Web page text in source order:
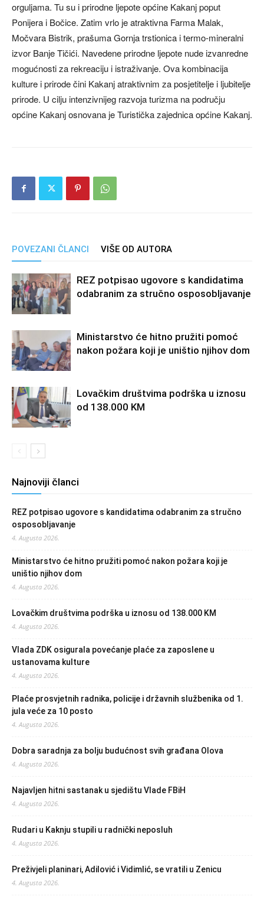
orguljama. Tu su i prirodne ljepote općine Kakanj poput
Ponijera i Bočice. Zatim vrlo je atraktivna Farma Malak,
Močvara Bistrik, prašuma Gornja trstionica i termo-mineralni
izvor Banje Tičići. Navedene prirodne ljepote nude izvanredne
mogućnosti za rekreaciju i istraživanje. Ova kombinacija
kulture i prirode čini Kakanj atraktivnim za posjetitelje i ljubitelje
prirode. U cilju intenzivnijeg razvoja turizma na području
općine Kakanj osnovana je Turistička zajednica općine Kakanj.
POVEZANI ČLANCI VIŠE OD AUTORA
REZ potpisao ugovore s kandidatima
odabranim za stručno osposobljavanje
Ministarstvo će hitno pružiti pomoć
nakon požara koji je uništio njihov dom
Lovačkim društvima podrška u iznosu
od 138.000 KM
Najnoviji članci
REZ potpisao ugovore s kandidatima odabranim za stručno
osposobljavanje
4. Augusta 2026.
Ministarstvo će hitno pružiti pomoć nakon požara koji je
uništio njihov dom
4. Augusta 2026.
Lovačkim društvima podrška u iznosu od 138.000 KM
4. Augusta 2026.
Vlada ZDK osigurala povećanje plaće za zaposlene u
ustanovama kulture
4. Augusta 2026.
Plaće prosvjetnih radnika, policije i državnih službenika od 1.
jula veće za 10 posto
4. Augusta 2026.
Dobra saradnja za bolju budućnost svih građana Olova
4. Augusta 2026.
Najavljen hitni sastanak u sjedištu Vlade FBiH
4. Augusta 2026.
Rudari u Kaknju stupili u radnički neposluh
4. Augusta 2026.
Preživjeli planinari, Adilović i Vidimlić, se vratili u Zenicu
4. Augusta 2026.